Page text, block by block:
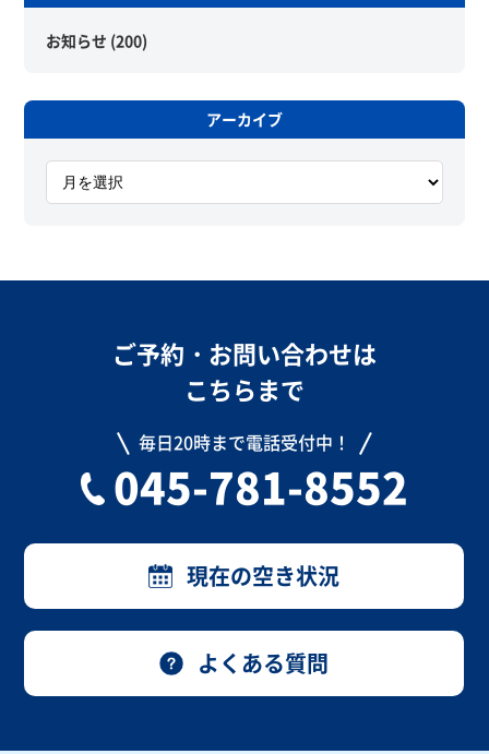
お知らせ (200)
アーカイブ
ご予約・お問い合わせは
こちらまで
毎日20時まで電話受付中！
045-781-8552
現在の空き状況
よくある質問